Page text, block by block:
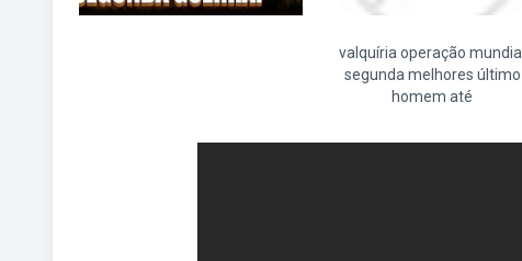
valquíria operação mundial
segunda melhores último
homem até